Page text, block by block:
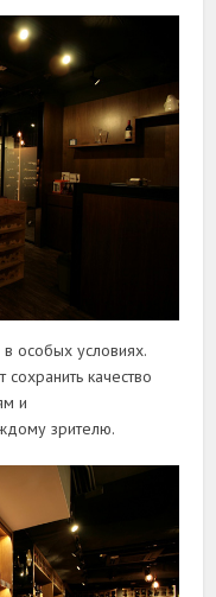
особых условиях.
качество
и
зрителю.